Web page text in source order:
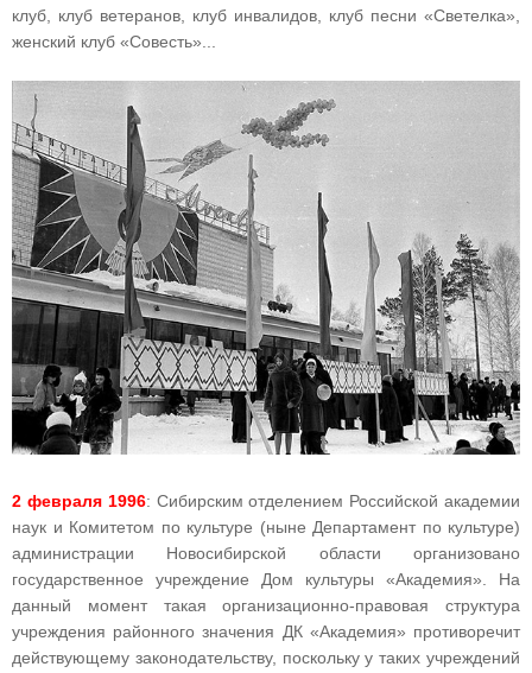
клуб, клуб ветеранов, клуб инвалидов, клуб песни «Светелка»,
женский клуб «Совесть»...
2 февраля 1996: Сибирским отделением Российской академии
наук и Комитетом по культуре (ныне Департамент по культуре)
администрации Новосибирской области организовано
государственное учреждение Дом культуры «Академия». На
данный момент такая организационно-правовая структура
учреждения районного значения ДК «Академия» противоречит
действующему законодательству, поскольку у таких учреждений